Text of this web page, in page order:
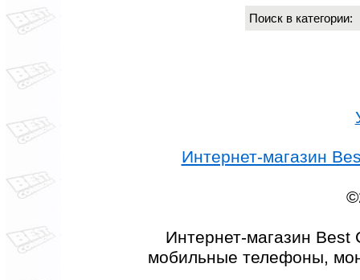
Поиск в
Интернет-магазин
Интернет-магазин Best
мобильные телефоны,